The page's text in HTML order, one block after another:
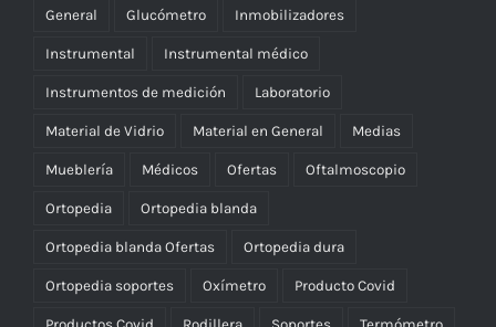
General Glucómetro Inmobilizadores
Instrumental Instrumental médico
Instrumentos de medición Laboratorio
Material de Vidrio Material en General Medias
Mueblería Médicos Ofertas Oftalmoscopio
Ortopedia Ortopedia blanda
Ortopedia blanda Ofertas Ortopedia dura
Ortopedia soportes Oxímetro Producto Covid